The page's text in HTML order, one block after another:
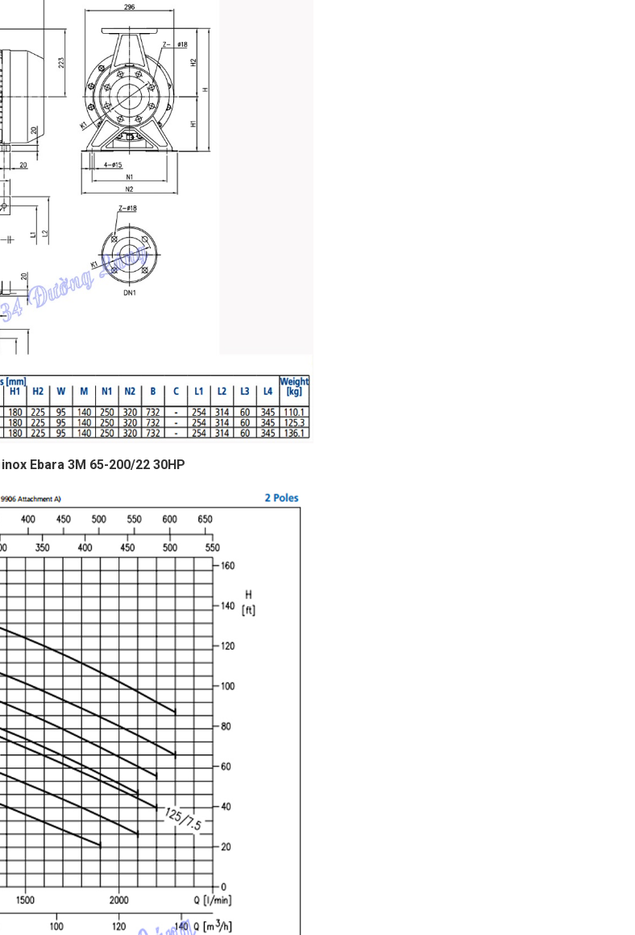
Ebara 3M 65-200/22 30HP